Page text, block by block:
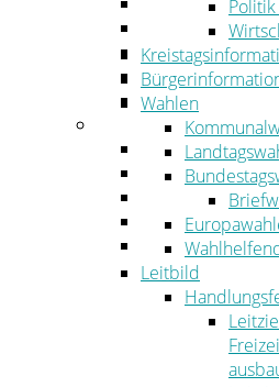
Schulen,
Soziales
Gesundheit
Jugend, Familie
Bauen und
Abfall
Umwelt
Ordnung
Wahlen
Leitbild